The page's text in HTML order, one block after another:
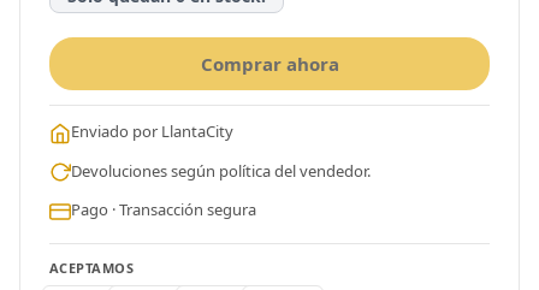
Comprar ahora
Enviado por LlantaCity
Devoluciones según política del vendedor.
Pago · Transacción segura
ACEPTAMOS